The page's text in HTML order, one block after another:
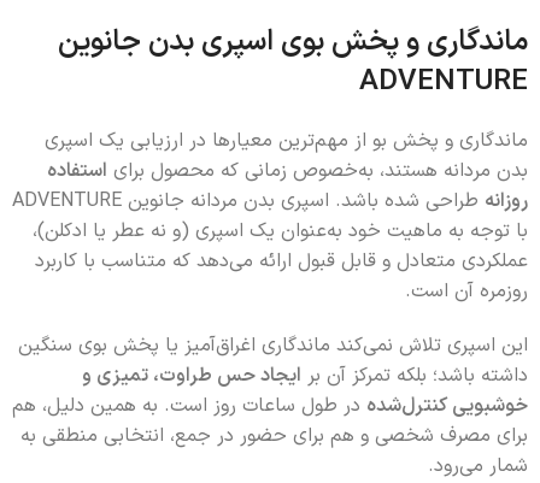
ماندگاری و پخش بوی اسپری بدن جانوین
ADVENTURE
ماندگاری و پخش بو از مهم‌ترین معیارها در ارزیابی یک اسپری
بدن مردانه هستند، به‌خصوص زمانی که محصول برای استفاده
روزانه
طراحی شده باشد. اسپری بدن مردانه جانوین ADVENTURE
با توجه به ماهیت خود به‌عنوان یک اسپری (و نه عطر یا ادکلن)،
عملکردی متعادل و قابل قبول ارائه می‌دهد که متناسب با کاربرد
روزمره آن است.
این اسپری تلاش نمی‌کند ماندگاری اغراق‌آمیز یا پخش بوی سنگین
داشته باشد؛ بلکه تمرکز آن بر ایجاد حس طراوت، تمیزی و
خوشبویی کنترل‌شده در طول ساعات روز است. به همین دلیل، هم
برای مصرف شخصی و هم برای حضور در جمع، انتخابی منطقی به
شمار می‌رود.